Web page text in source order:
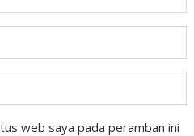
web saya pada peramban ini